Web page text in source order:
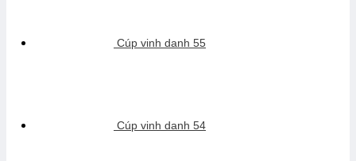
Cúp vinh danh 55
Cúp vinh danh 54